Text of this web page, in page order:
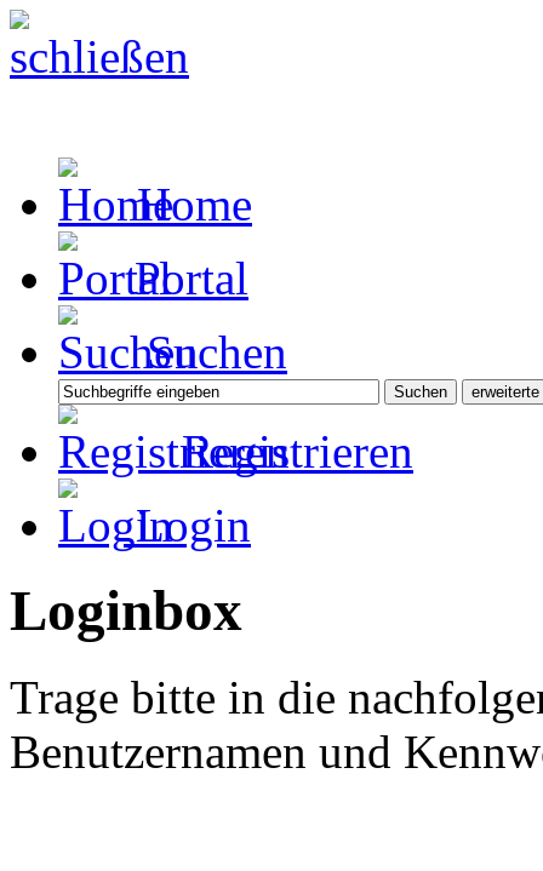
Home
Portal
Suchen
Registrieren
Login
Loginbox
Trage bitte in die
Benutzernamen und